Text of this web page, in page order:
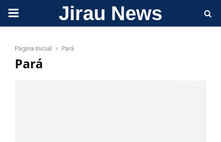
PRIMARY Jirau News
Página Inicial Pará
Pará